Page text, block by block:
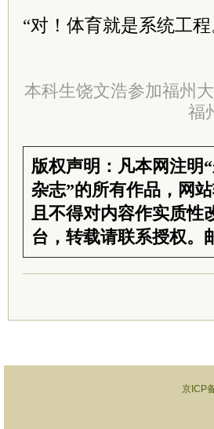
“对！体育就是系统工程
本科生饶文浩参加福州
福
版权声明：凡本网注明
杂志”的所有作品，网
且不得对内容作实质性
台，转载请联系授权。
京ICP